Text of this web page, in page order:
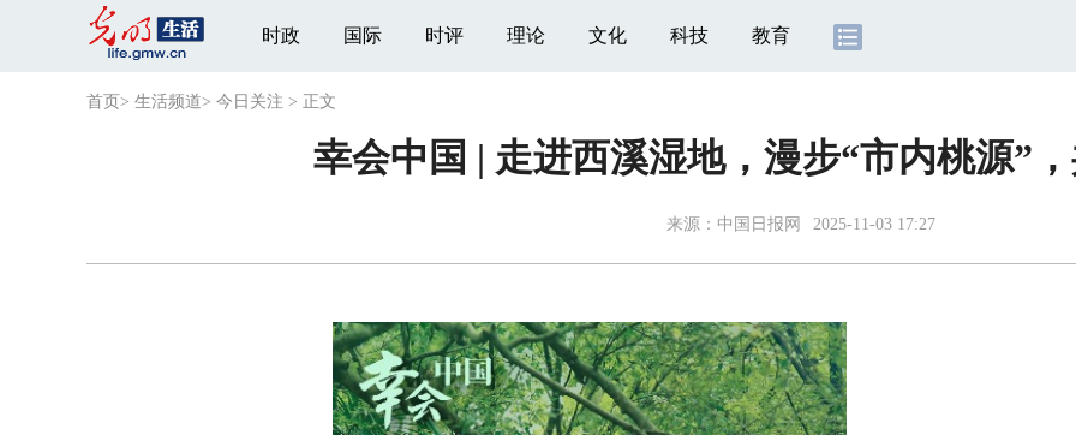
时政 国际 时评 理论 文化 科技 教育
首页 > 生活频道> 今日关注 > 正文
幸会中国 | 走进西溪湿地，漫步“市内桃源”
来源： 中国日报网 2025-11-03 17:27